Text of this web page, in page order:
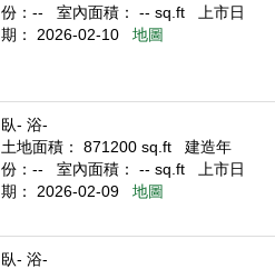
份：--
室內面積： -- sq.ft
上市日
期： 2026-02-10
地圖
臥- 浴-
土地面積： 871200 sq.ft
建造年
份：--
室內面積： -- sq.ft
上市日
期： 2026-02-09
地圖
臥- 浴-